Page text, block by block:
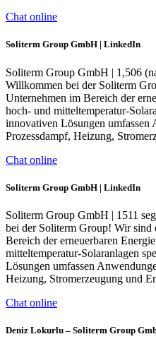
Chat online
Soliterm Group GmbH | LinkedIn
Soliterm Group GmbH | 1,506
Willkommen bei der Soliterm
Unternehmen im Bereich der
hoch- und mitteltemperatur-
innovativen Lösungen
Prozessdampf, Heizung,
Chat online
Soliterm Group GmbH | LinkedIn
Soliterm Group GmbH | 1511
bei der Soliterm Group! Wir sind
Bereich der erneuerbaren
mitteltemperatur-Solaranlagen
Lösungen umfassen
Heizung, Stromerzeugung und
Chat online
Deniz Lokurlu – Soliterm Group